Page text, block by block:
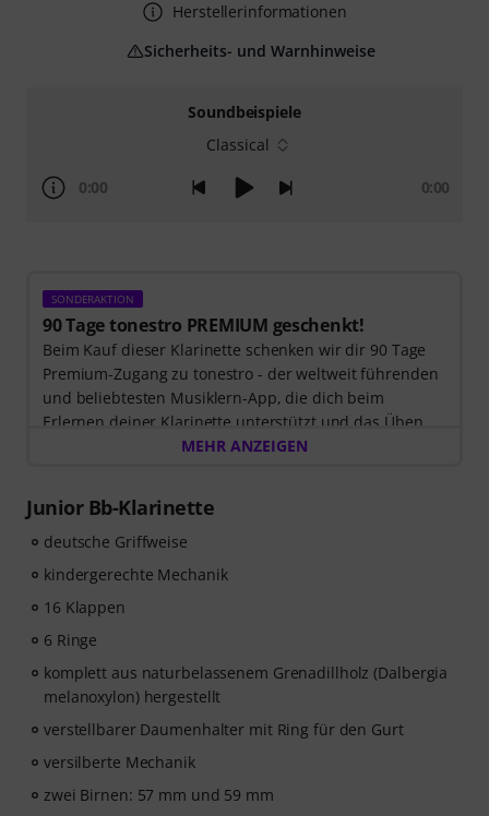
Soundbeispiele
Classical
0:00 0:00
SONDERAKTION
90 Tage tonestro PREMIUM geschenkt!
Beim Kauf dieser Klarinette schenken wir dir 90 Tage
Premium-Zugang zu tonestro - der weltweit führenden
und beliebtesten Musiklern-App, die dich beim
Erlernen deiner Klarinette unterstützt und das Üben
zum Vergnügen wird. Entdecke die Welt der Musik mit
270 zielgerichteten Übungen
Das interaktive Live-Feedback von tonestro hört dir
beim Spielen zu, analysiert jeden gespielten Ton und
gibt dir unmittelbar Rückmeldung zur Tonhöhe und
Rhythmus. Ergreife jetzt die Chance, deiner
Klarinettenfähigkeiten flexibel, effektiv und mit Freude
zu entwickeln – zu jeder Zeit, an jedem Ort. Keine
automatische Verlängerung!
MEHR ANZEIGEN
Junior Bb-Klarinette
deutsche Griffweise
kindergerechte Mechanik
16 Klappen
6 Ringe
komplett aus naturbelassenem Grenadillholz (Dalbergia
melanoxylon) hergestellt
verstellbarer Daumenhalter mit Ring für den Gurt
versilberte Mechanik
zwei Birnen: 57 mm und 59 mm
Herstellerinformationen
Sicherheits- und Warnhinweise